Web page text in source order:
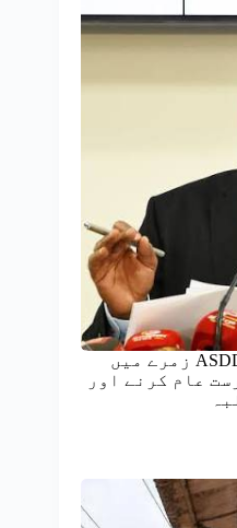
کرناٹک میں 20.04 ووٹرز ASDDO زمرے میں
عام کرنے اور